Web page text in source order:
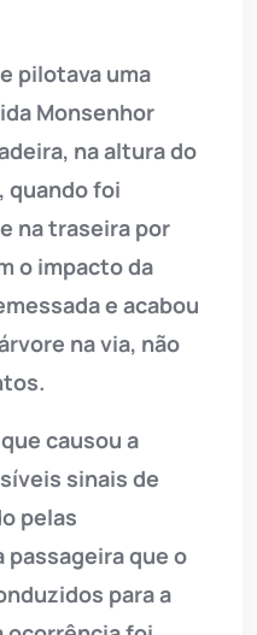
pilotava uma
Monsenhor
na altura do
quando foi
na traseira por
o impacto da
e acabou
na via, não
causou a
sinais de
pelas
passageira que o
para a